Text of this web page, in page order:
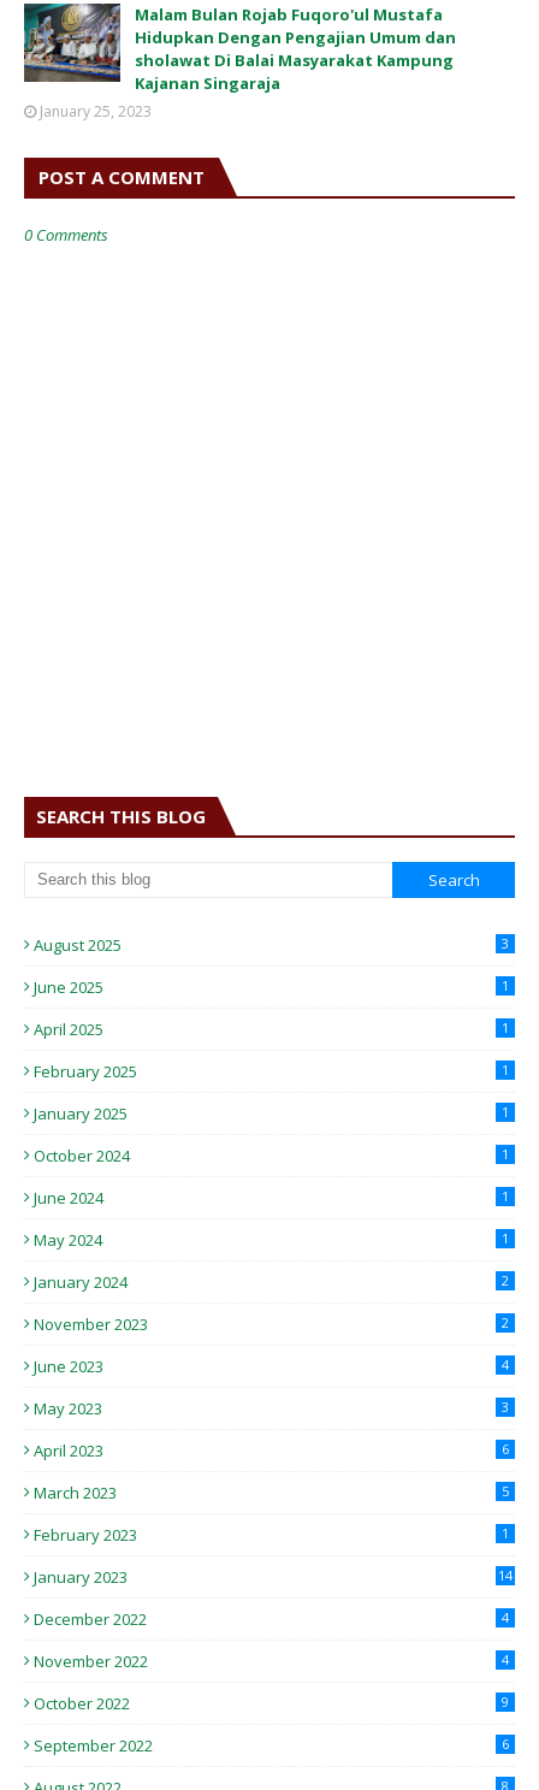
Malam Bulan Rojab Fuqoro'ul Mustafa
Hidupkan Dengan Pengajian Umum dan
sholawat Di Balai Masyarakat Kampung
Kajanan Singaraja
January 25, 2023
POST A COMMENT
0 Comments
SEARCH THIS BLOG
August 2025 3
June 2025 1
April 2025 1
February 2025 1
January 2025 1
October 2024 1
June 2024 1
May 2024 1
January 2024 2
November 2023 2
June 2023 4
May 2023 3
April 2023 6
March 2023 5
February 2023 1
January 2023 14
December 2022 4
November 2022 4
October 2022 9
September 2022 6
8